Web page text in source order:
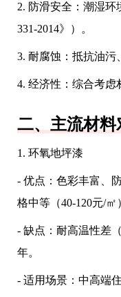
2. 防滑安全：潮湿环
331-2014》）。
3. 耐腐蚀：抵抗油污
4. 经济性：综合考虑
二、主流材
1. 环氧地坪漆
- 优点：色彩丰富、
格中等（40-120元/㎡
- 缺点：耐高温性差
年。
- 适用场景：中高端